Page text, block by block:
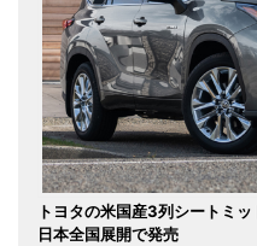
トヨタの米国産3列シートミ
日本全国展開で発売